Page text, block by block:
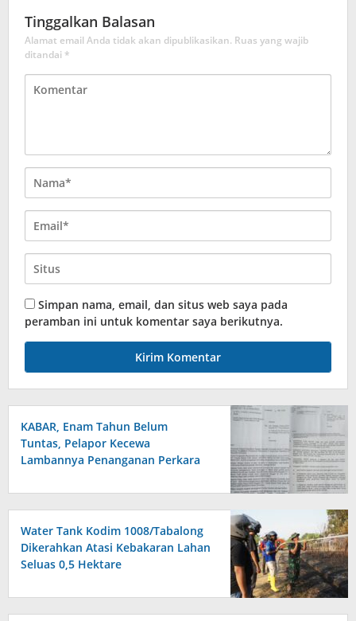
Tinggalkan Balasan
Alamat email Anda tidak akan dipublikasikan. Ruas yang wajib
ditandai *
Simpan nama, email, dan situs web saya pada
peramban ini untuk komentar saya berikutnya.
KABAR, Enam Tahun Belum
Tuntas, Pelapor Kecewa
Lambannya Penanganan Perkara
Water Tank Kodim 1008/Tabalong
Dikerahkan Atasi Kebakaran Lahan
Seluas 0,5 Hektare